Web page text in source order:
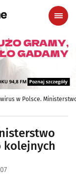
w Polsce.
kolejnych